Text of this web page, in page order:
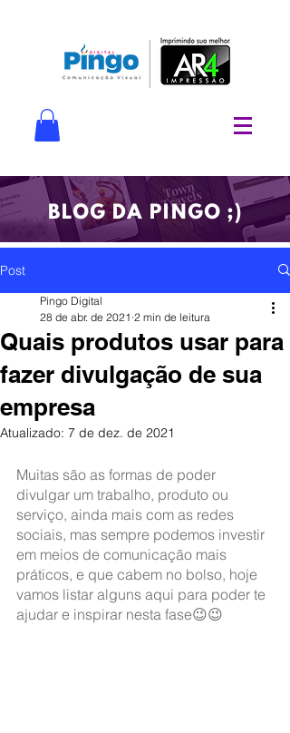
BLOG DA PINGO ;)
Post
Quais produtos usar para
fazer divulgação de sua
empresa
Pingo Digital
28 de abr. de 2021 2 min de leitura
Atualizado: 7 de dez. de 2021
Muitas são as formas de poder
divulgar um trabalho, produto ou
serviço, ainda mais com as redes
sociais, mas sempre podemos investir
em meios de comunicação mais
práticos, e que cabem no bolso, hoje
vamos listar alguns aqui para poder te
ajudar e inspirar nesta fase😉😉